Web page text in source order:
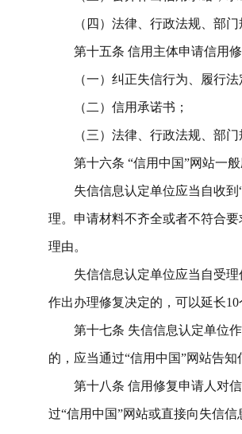
（四）法律、行政法规、部
第十五条 信用主体申请信用
（一）纠正失信行为、履行
（二）信用承诺书；
（三）法律、行政法规、部
第十六条 “信用中国”网站一
失信信息认定单位应当自收到
理。申请材料不齐全或者不符合要
理由。
失信信息认定单位应当自受
作出办理修复决定的，可以延长10
第十七条 失信信息认定单位
的，应当通过“信用中国”网站告
第十八条 信用修复申请人对
过“信用中国”网站或直接向失信信